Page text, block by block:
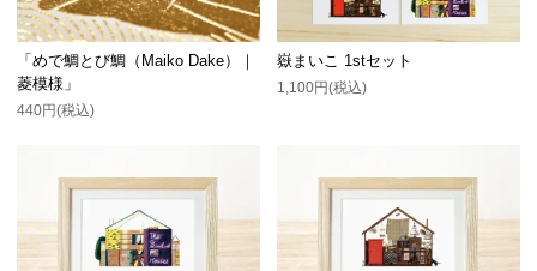
「めで鯛とび鯛（Maiko Dake）｜
菱模様」
440円(税込)
嶽まいこ 1stセット
1,100円(税込)